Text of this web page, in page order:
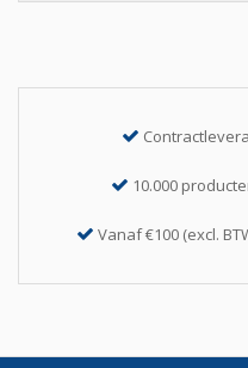
10.000
Vanaf €100 (excl.